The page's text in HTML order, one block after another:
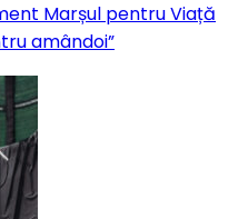
Marșul pentru Viață
amândoi”